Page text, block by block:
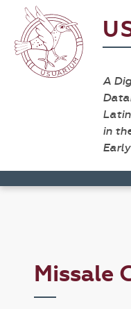
A
in
Missale